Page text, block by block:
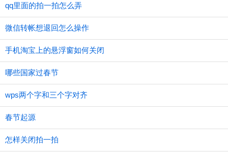
qq里面的拍一拍怎么弄
微信转帐想退回怎么操作
手机淘宝上的悬浮窗如何关闭
哪些国家过春节
wps两个字和三个字对齐
春节起源
怎样关闭拍一拍